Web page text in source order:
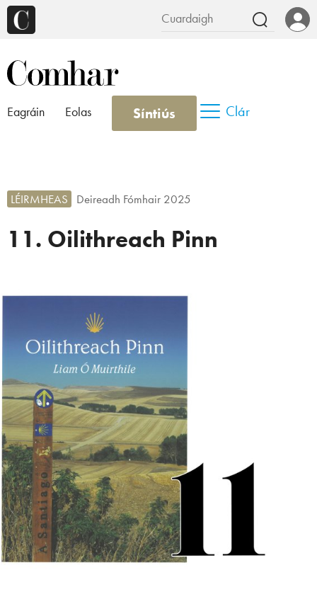
Eagráin Eolas Síntiús Clár
11. Oilithreach Pinn
LÉIRMHEAS Deireadh Fómhair 2025